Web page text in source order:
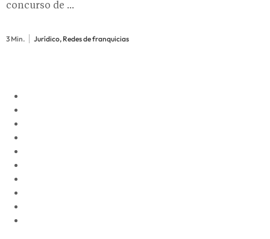
concurso de ...
3 Min. Jurídico, Redes de franquicias